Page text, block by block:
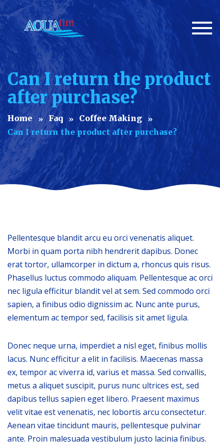
Can I return the product
after purchase?
Home Faq
Coffee Making
Can I return the product after purchase?
Pellentesque blandit arcu eu orci venenatis aliquet.
Morbi in quam porta nibh hendrerit dapibus. Donec
erat tortor, ullamcorper in dictum a, rhoncus quis risus.
Phasellus luctus commodo aliquam. Pellentesque ac orci
nec ligula efficitur blandit vel at sem. Sed commodo orci
sapien, a finibus odio dignissim ac. Nunc ante purus,
elementum ac tempor sed, facilisis sit amet ligula.
Donec neque urna, imperdiet a nisl eget, finibus mollis
lacus. Nunc efficitur a elit in facilisis. Maecenas massa
ex, tempor ac viverra id, varius et massa. Sed convallis,
metus a aliquet suscipit, purus nunc ultrices est, sed
dapibus tellus sapien eget libero. Praesent maximus
velit vitae est venenatis, nec lobortis arcu consectetur.
Aenean vitae tincidunt mauris, pellentesque pulvinar
ante. Proin malesuada vestibulum justo lacinia finibus.